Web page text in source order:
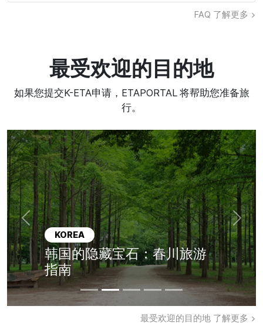
FAQ 了解更多
最受欢迎的目的地
如果您提交K-ETA申请，ETAPORTAL 将帮助您准备旅
行。
KOREA
韩国的隐藏宝石：春川旅游
指南
Previous Next
最受欢迎的目的地 了解更多